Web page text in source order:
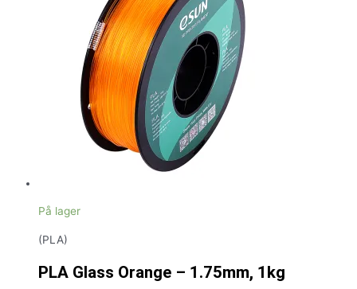
På lager
(PLA)
PLA Glass Orange – 1.75mm, 1kg